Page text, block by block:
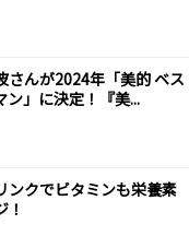
さんが2024年「美的 ベス
ン」に決定！『美...
ンクでビタミンも栄養素